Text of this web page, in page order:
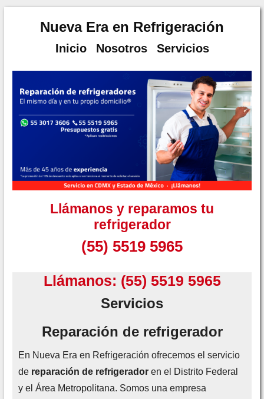
Nueva Era en Refrigeración
Inicio Nosotros Servicios
Llámanos y reparamos tu
refrigerador
(55) 5519 5965
Llámanos: (55) 5519 5965
Servicios
Reparación de refrigerador
En Nueva Era en Refrigeración ofrecemos el servicio
de reparación de refrigerador en el Distrito Federal
y el Área Metropolitana. Somos una empresa